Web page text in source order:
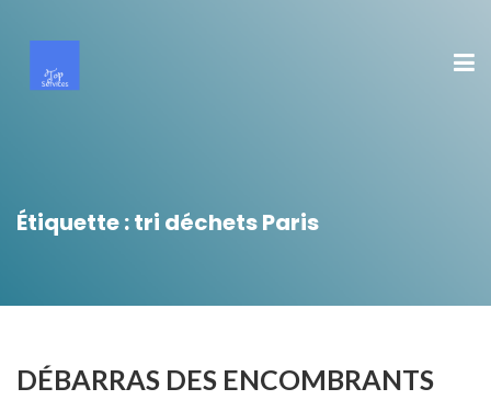
Étiquette :tri déchets Paris
DÉBARRAS DES ENCOMBRANTS